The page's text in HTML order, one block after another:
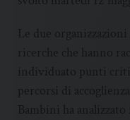
Le due
ricerche che hanno
individuato punti
percorsi di
Bambini ha analizzato